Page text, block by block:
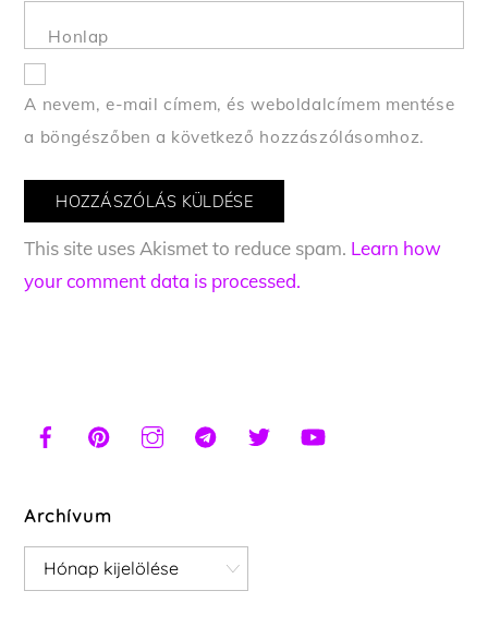
Honlap
A nevem, e-mail címem, és weboldalcímem mentése
a böngészőben a következő hozzászólásomhoz.
This site uses Akismet to reduce spam. Learn how
your comment data is processed.
Archívum
Archívum